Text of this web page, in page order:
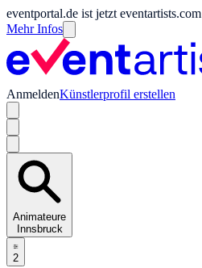
eventportal.de ist jetzt eventartists.com
Mehr Infos
AnmeldenKünstlerprofil erstellen
Animateure
Innsbruck
2